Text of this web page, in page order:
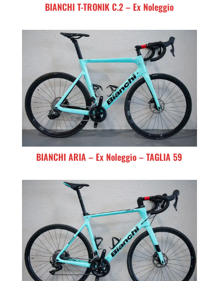
BIANCHI T-TRONIK C.2 – Ex Noleggio
BIANCHI ARIA – Ex Noleggio – TAGLIA 59